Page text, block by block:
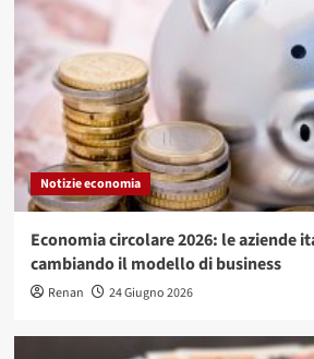
Notizie economia
Economia circolare 2026: le aziende
cambiando il modello di business
Renan 24 Giugno 2026